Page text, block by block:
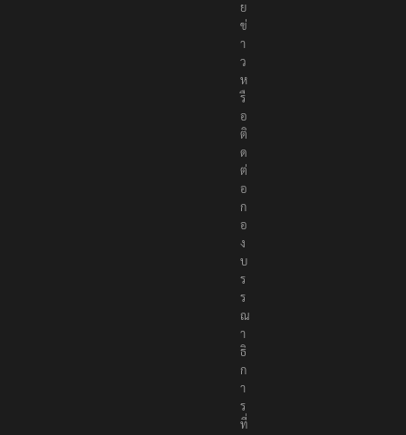
ม
า
ย
ข่
า
ว
ห
รื
อ
ติ
ด
ต่
อ
ก
อ
ง
บ
ร
ร
ณ
า
ธิ
ก
า